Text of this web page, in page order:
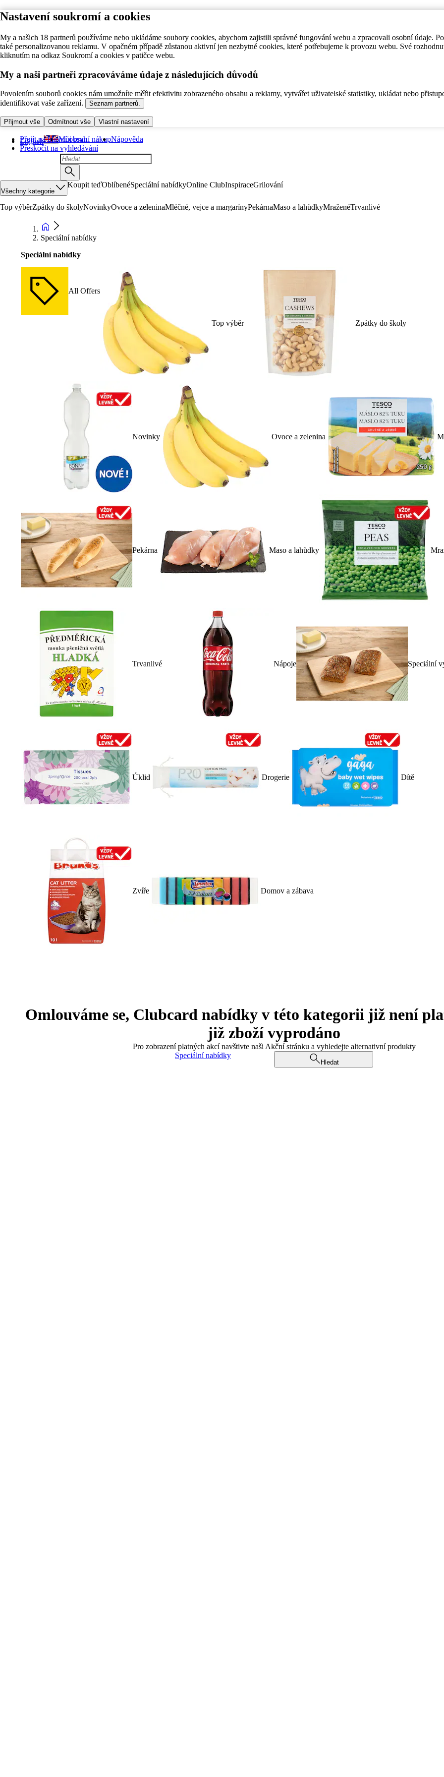
Nastavení soukromí a cookies
My a našich 18 partnerů používáme nebo ukládáme soubory cookies, abychom zajistili správné fungování webu a zpracovali osobní údaje.
také personalizovanou reklamu. V opačném případě zůstanou aktivní jen nezbytné cookies, které potřebujeme k provozu webu. Své
kliknutím na odkaz Soukromí a cookies v patičce webu.
My a naši partneři zpracováváme údaje z následujících důvodů
Povolením souborů cookies nám umožníte měřit efektivitu zobrazeného obsahu a reklamy, vytvářet uživatelské statistiky, ukládat nebo
identifikovat vaše zařízení.
Seznam partnerů.
Přijmout vše Odmítnout vše Vlastní nastavení
Přejít na hlavní obsah
Přeskočit na vyhledávání
English Můj první nákupNápověda
Všechny kategorie
Koupit teďOblíbenéSpeciální nabídkyOnline ClubInspiraceGrilování
Top výběrZpátky do školyNovinkyOvoce a zeleninaMléčné, vejce a margarínyPekárnaMaso a lahůdkyMraženéTrvanlivé
Speciální nabídky
Speciální nabídky
All Offers
Top výběr Zpátky do školy
Novinky Ovoce a zelenina
Pekárna Maso a lahůdky
Trvanlivé Nápoje Speciální
Úklid Drogerie Dítě
Zvíře Domov a zábava
Omlouváme se, Clubcard nabídky v této kategorii již není
již zboží vyprodáno
Pro zobrazení platných akcí navštivte naši Akční stránku a vyhledejte alternativní produkty
Speciální nabídky
Hledat